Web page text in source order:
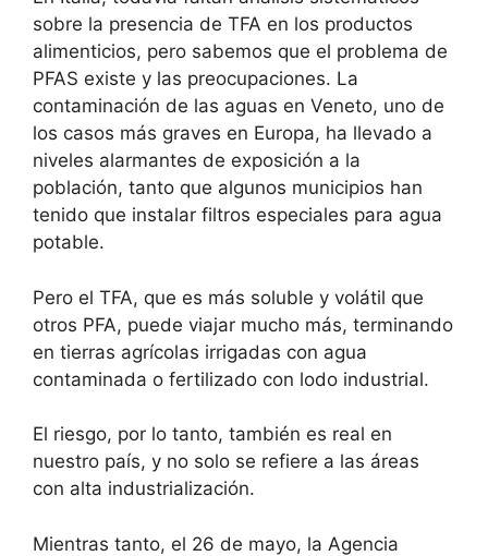
sobre la presencia de TFA en los productos
alimenticios, pero sabemos que el problema de
PFAS existe y las preocupaciones. La
contaminación de las aguas en Veneto, uno de
los casos más graves en Europa, ha llevado a
niveles alarmantes de exposición a la
población, tanto que algunos municipios han
tenido que instalar filtros especiales para agua
potable.
Pero el TFA, que es más soluble y volátil que
otros PFA, puede viajar mucho más, terminando
en tierras agrícolas irrigadas con agua
contaminada o fertilizado con lodo industrial.
El riesgo, por lo tanto, también es real en
nuestro país, y no solo se refiere a las áreas
con alta industrialización.
Mientras tanto, el 26 de mayo, la Agencia